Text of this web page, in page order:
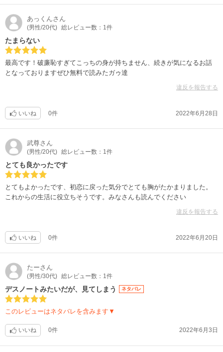
あっくんさん
(男性/20代) 総レビュー数：1件
たまらない
最高です！破廉恥すぎてこっちの身が持ちません、続きが気になるお話
となっておりますぜひ無料で読みたガゥ達
違反を報告する
いいね 0件 2022年6月28日
武尊さん
(男性/20代) 総レビュー数：1件
とても良かったです
とてもよかったです、初恋に戻った気分でとても胸がたかまりました。
これからの生活に役立ちそうです。みなさんも読んでください
違反を報告する
いいね 0件 2022年6月20日
たーさん
(男性/30代) 総レビュー数：1件
デスノートみたいだが、見てしまう ネタバレ
このレビューはネタバレを含みます▼
いいね 0件 2022年6月3日